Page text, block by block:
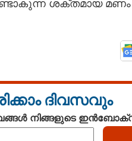
ശക്തമായ
ദിവസവും
നിങ്ങളുടെ